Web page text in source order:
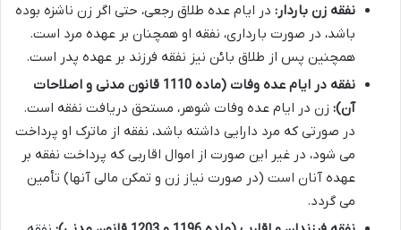
نفقه زن باردار: در ایام عده طلاق رجعی، حتی اگر زن ناشزه بوده
باشد، در صورت بارداری، نفقه او همچنان بر عهده مرد است.
همچنین پس از طلاق بائن نیز نفقه فرزند بر عهده پدر است.
نفقه در ایام عده وفات (ماده 1110 قانون مدنی و اصلاحات
آن): زن در ایام عده وفات شوهر، مستحق دریافت نفقه است.
در صورتی که مرد دارایی داشته باشد، نفقه از ماترک او پرداخت
می شود، در غیر این صورت از اموال اقاربی که پرداخت نفقه بر
عهده آنان است (در صورت نیاز زن و تمکن مالی آنها) تأمین
می گردد.